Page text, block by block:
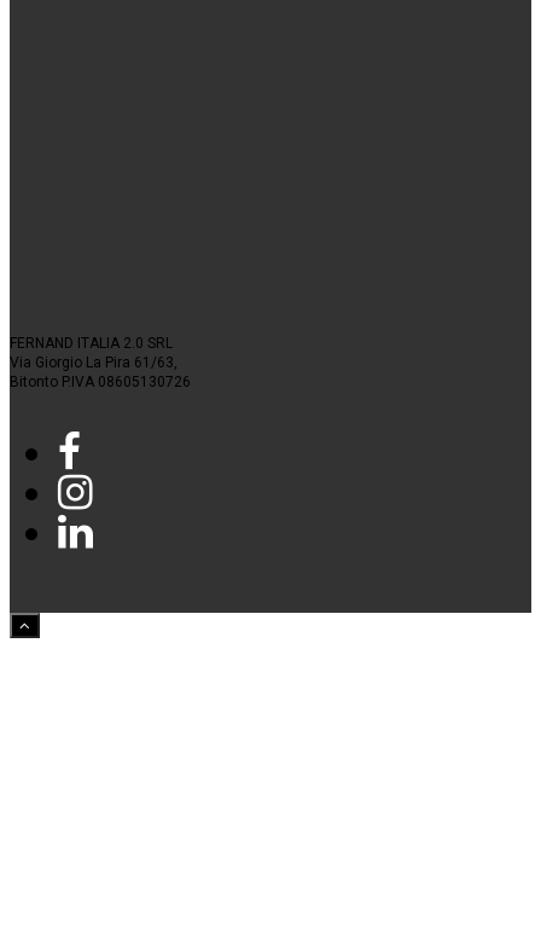
FERNAND ITALIA 2.0 SRL
Via Giorgio La Pira 61/63,
Bitonto P.IVA 08605130726